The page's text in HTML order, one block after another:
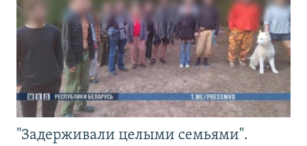
"Задерживали целыми семьями".